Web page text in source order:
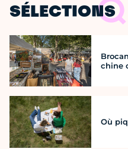
SÉLECTIONS
chine
Où